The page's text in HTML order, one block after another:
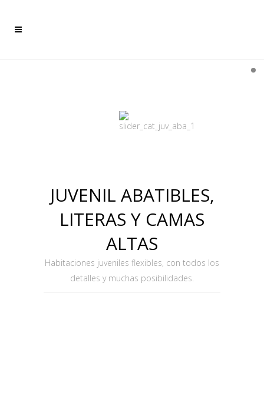
JUVENIL ABATIBLES,
LITERAS Y CAMAS
ALTAS
Habitaciones juveniles flexibles, con todos los
detalles y muchas posibilidades.